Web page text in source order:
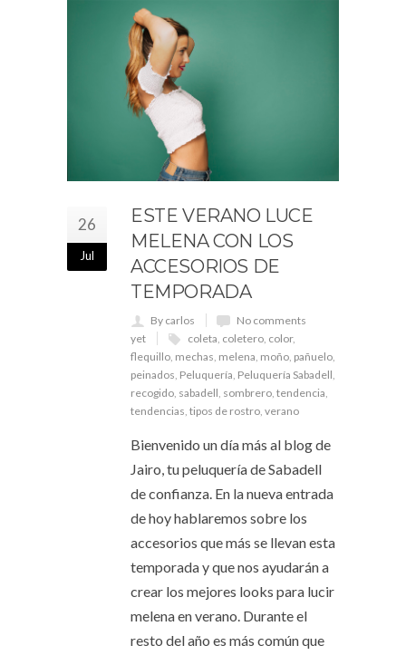
26
Jul
ESTE VERANO LUCE
MELENA CON LOS
ACCESORIOS DE
TEMPORADA
By carlos
No comments
yet
coleta, coletero, color,
flequillo, mechas, melena, moño, pañuelo,
peinados, Peluquería, Peluquería Sabadell,
recogido, sabadell, sombrero, tendencia,
tendencias, tipos de rostro, verano
Bienvenido un día más al blog de
Jairo, tu peluquería de Sabadell
de confianza. En la nueva entrada
de hoy hablaremos sobre los
accesorios que más se llevan esta
temporada y que nos ayudarán a
crear los mejores looks para lucir
melena en verano. Durante el
resto del año es más común que